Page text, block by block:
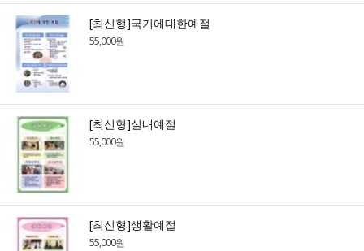
[최신형]국기에대한예절
55,000원
[최신형]실내예절
55,000원
[최신형]생활예절
55,000원